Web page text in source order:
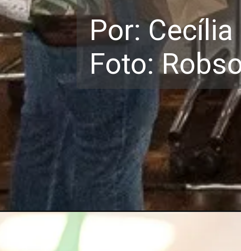
Por:
Foto: